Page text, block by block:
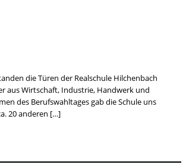
die Türen der Realschule Hilchenbach
aus Wirtschaft, Industrie, Handwerk und
des Berufswahltages gab die Schule uns
20 anderen […]